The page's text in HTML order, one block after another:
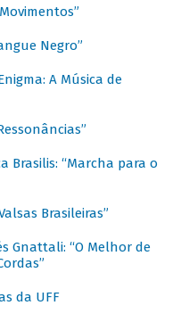
Negro”
A Música de
Brasilis: “Marcha para o
Brasileiras”
Gnattali: “O Melhor de
da UFF